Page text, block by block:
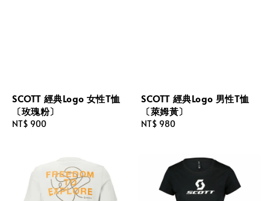
SCOTT 經典Logo 女性T恤
〔玫瑰粉〕
Regular
NT$ 900
SCOTT 經典Logo 男性T恤
〔萊姆黃〕
Regular
NT$ 980